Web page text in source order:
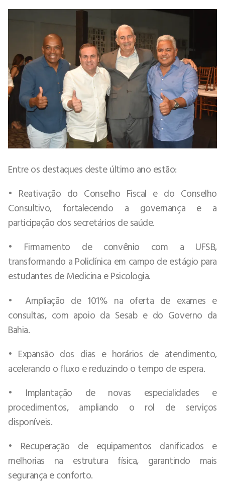
Entre os destaques deste último ano estão:
• Reativação do Conselho Fiscal e do Conselho
Consultivo, fortalecendo a governança e a
participação dos secretários de saúde.
• Firmamento de convênio com a UFSB,
transformando a Policlínica em campo de estágio para
estudantes de Medicina e Psicologia.
• Ampliação de 101% na oferta de exames e
consultas, com apoio da Sesab e do Governo da
Bahia.
• Expansão dos dias e horários de atendimento,
acelerando o fluxo e reduzindo o tempo de espera.
• Implantação de novas especialidades e
procedimentos, ampliando o rol de serviços
disponíveis.
• Recuperação de equipamentos danificados e
melhorias na estrutura física, garantindo mais
segurança e conforto.